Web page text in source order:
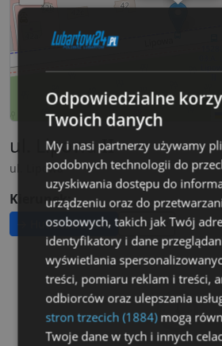
ul. Lipowa II
ul. Lipowa
Kierunek:
→ Hutnicza/Łucka → Lisów
🕔
Odpowiedzialne
Twoich danych
My i nasi partnerzy używamy
podobnych technologii do
uzyskiwania dostępu do
urządzeniu oraz do
osobowych, takich jak Twój
identyfikatory i dane
wyświetlania
treści, pomiaru reklam i treści,
odbiorców oraz ulepszania
stron trzecich (1884)mogą
Twoje dane w tych i innych